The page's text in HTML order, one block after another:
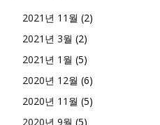
2021년 11월 (2)
2021년 3월 (2)
2021년 1월 (5)
2020년 12월 (6)
2020년 11월 (5)
2020년 9월 (5)